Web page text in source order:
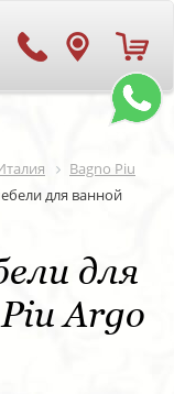
Bagno Piu
для ванной
для
Argo